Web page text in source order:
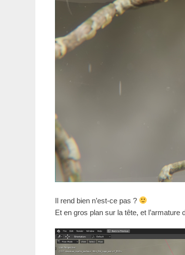
Il rend bien n’est-ce pas ?
Et en gros plan sur la tête, et l’armature